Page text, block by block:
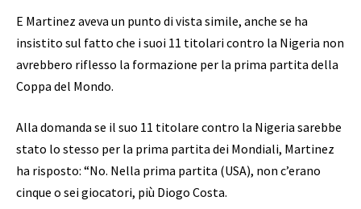
E Martinez aveva un punto di vista simile, anche se ha
insistito sul fatto che i suoi 11 titolari contro la Nigeria non
avrebbero riflesso la formazione per la prima partita della
Coppa del Mondo.
Alla domanda se il suo 11 titolare contro la Nigeria sarebbe
stato lo stesso per la prima partita dei Mondiali, Martinez
ha risposto: “No. Nella prima partita (USA), non c’erano
cinque o sei giocatori, più Diogo Costa.